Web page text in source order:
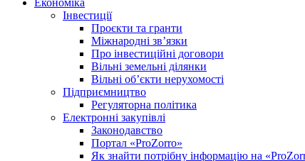
Економіка
Інвестиції
Проєкти та гранти
Міжнародні зв’язки
Про інвестиційні договори
Вільні земельні ділянки
Вільні об’єкти нерухомості
Підприємництво
Регуляторна політика
Електронні закупівлі
Законодавство
Портал «ProZorro»
Як знайти потрібну інформацію на